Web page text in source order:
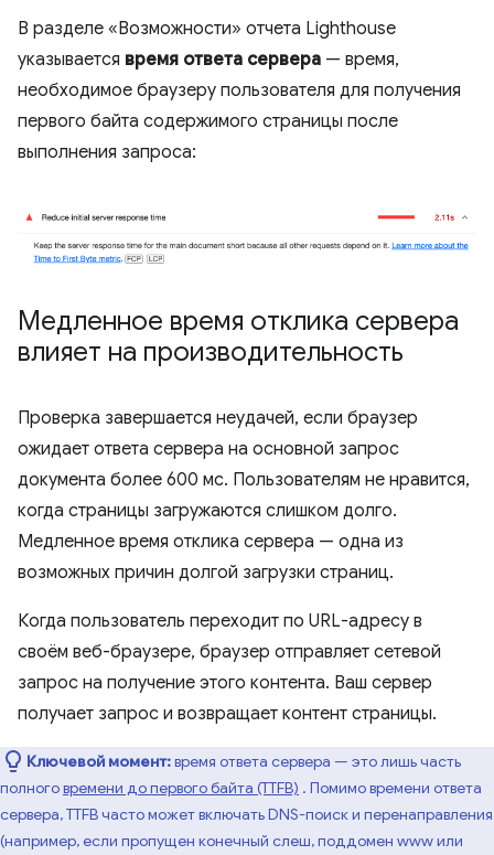
В разделе «Возможности» отчета Lighthouse
указывается время ответа сервера — время,
необходимое браузеру пользователя для получения
первого байта содержимого страницы после
выполнения запроса:
Медленное время отклика сервера
влияет на производительность
Проверка завершается неудачей, если браузер
ожидает ответа сервера на основной запрос
документа более 600 мс. Пользователям не нравится,
когда страницы загружаются слишком долго.
Медленное время отклика сервера — одна из
возможных причин долгой загрузки страниц.
Когда пользователь переходит по URL-адресу в
своём веб-браузере, браузер отправляет сетевой
запрос на получение этого контента. Ваш сервер
получает запрос и возвращает контент страницы.
Ключевой момент:время ответа сервера — это лишь часть
полноговремени до первого байта (TTFB) . Помимо времени ответа
сервера, TTFB часто может включать DNS-поиск и перенаправления
(например, если пропущен конечный слеш, поддомен www или